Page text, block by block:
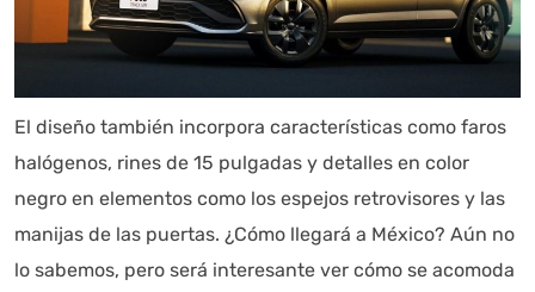
El diseño también incorpora características como faros
halógenos, rines de 15 pulgadas y detalles en color
negro en elementos como los espejos retrovisores y las
manijas de las puertas. ¿Cómo llegará a México? Aún no
lo sabemos, pero será interesante ver cómo se acomoda